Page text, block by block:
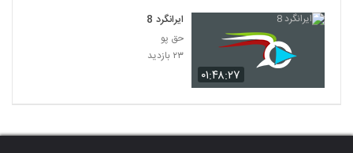
۰۱:۴۸:۲۷
ایرانگرد 8
حق پو
۲۳ بازدید